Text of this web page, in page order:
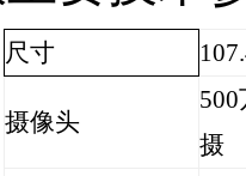
尺寸
摄像头
500
摄